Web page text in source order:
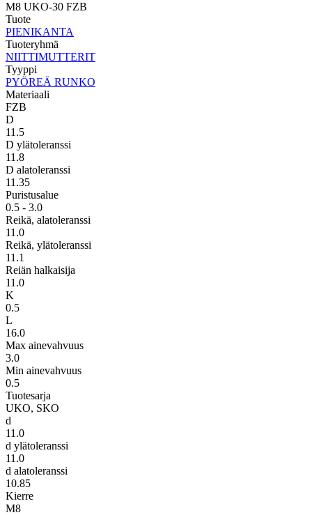
M8 UKO-30 FZB
Tuote
PIENIKANTA
Tuoteryhmä
NIITTIMUTTERIT
Tyyppi
PYÖREÄ RUNKO
Materiaali
FZB
D
11.5
D ylätoleranssi
11.8
D alatoleranssi
11.35
Puristusalue
0.5 - 3.0
Reikä, alatoleranssi
11.0
Reikä, ylätoleranssi
11.1
Reiän halkaisija
11.0
K
0.5
L
16.0
Max ainevahvuus
3.0
Min ainevahvuus
0.5
Tuotesarja
UKO, SKO
d
11.0
d ylätoleranssi
11.0
d alatoleranssi
10.85
Kierre
M8